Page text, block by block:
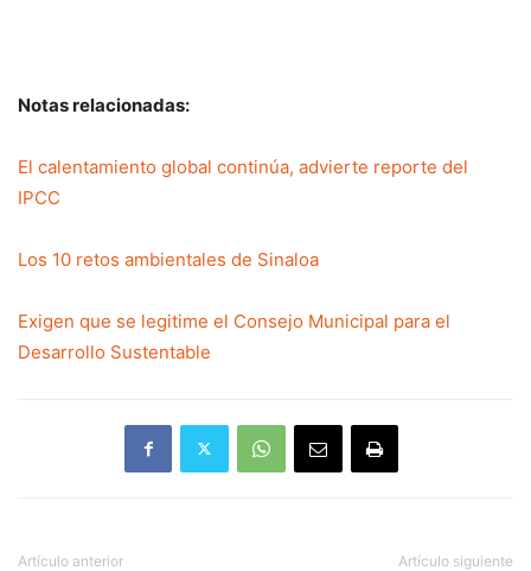
Notas relacionadas:
El calentamiento global continúa, advierte reporte del
IPCC
Los 10 retos ambientales de Sinaloa
Exigen que se legitime el Consejo Municipal para el
Desarrollo Sustentable
Artículo anterior Artículo siguiente